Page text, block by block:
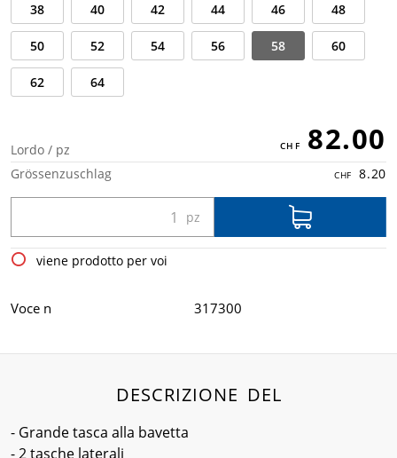
38 40 42 44 46 48
50 52 54 56 58 60
62 64
Lordo / pz 82.00
Grössenzuschlag 8.20
viene prodotto per voi
Voce n 317300
DESCRIZIONE DEL
- Grande tasca alla bavetta
- 2 tasche laterali